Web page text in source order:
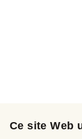
Ce site Web